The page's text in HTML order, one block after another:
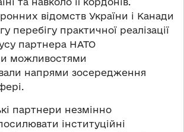
відомств України і Канади
перебігу практичної реалізації
партнера НАТО
можливостями
напрями зосередження
партнери незмінно
інституційні